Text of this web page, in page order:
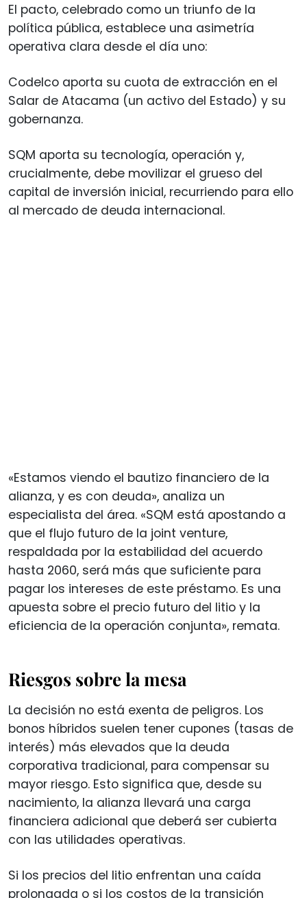
El pacto, celebrado como un triunfo de la
política pública, establece una asimetría
operativa clara desde el día uno:
Codelco aporta su cuota de extracción en el
Salar de Atacama (un activo del Estado) y su
gobernanza.
SQM aporta su tecnología, operación y,
crucialmente, debe movilizar el grueso del
capital de inversión inicial, recurriendo para ello
al mercado de deuda internacional.
«Estamos viendo el bautizo financiero de la
alianza, y es con deuda», analiza un
especialista del área. «SQM está apostando a
que el flujo futuro de la joint venture,
respaldada por la estabilidad del acuerdo
hasta 2060, será más que suficiente para
pagar los intereses de este préstamo. Es una
apuesta sobre el precio futuro del litio y la
eficiencia de la operación conjunta», remata.
Riesgos sobre la mesa
La decisión no está exenta de peligros. Los
bonos híbridos suelen tener cupones (tasas de
interés) más elevados que la deuda
corporativa tradicional, para compensar su
mayor riesgo. Esto significa que, desde su
nacimiento, la alianza llevará una carga
financiera adicional que deberá ser cubierta
con las utilidades operativas.
Si los precios del litio enfrentan una caída
prolongada o si los costos de la transición